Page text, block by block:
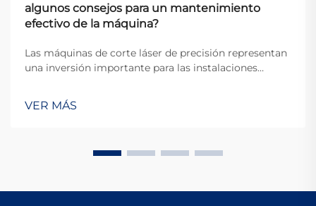
algunos consejos para un mantenimiento
efectivo de la máquina?
Las máquinas de corte láser de precisión representan
una inversión importante para las instalaciones
directamente relacionado con la eficiencia operativa,
la calidad de producción y la vida útil del equipo.
VER MÁS